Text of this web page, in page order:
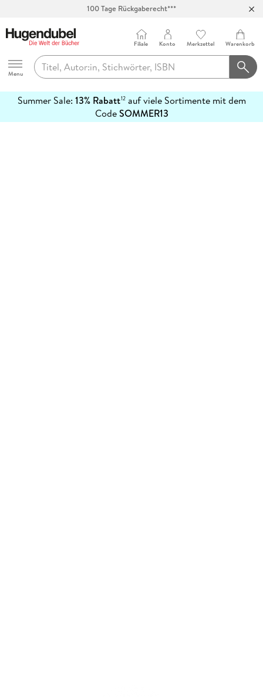
100 Tage Rückgaberecht***
Hugendubel
Menu
Filiale Konto Merkzettel Warenkorb
Summer Sale: 13% Rabatt12auf viele Sortimente mit dem
CodeSOMMER13
erfahren